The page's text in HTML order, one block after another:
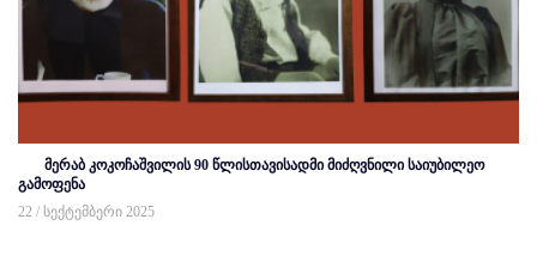
მერაბ კოკოჩაშვილის 90 წლისთავისადმი მიძღვნილი საიუბილეო
გამოფენა
22 / სექტემბერი 2025